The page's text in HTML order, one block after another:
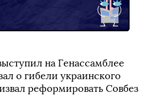
на Генассамблее
о гибели украинского
реформировать Совбез